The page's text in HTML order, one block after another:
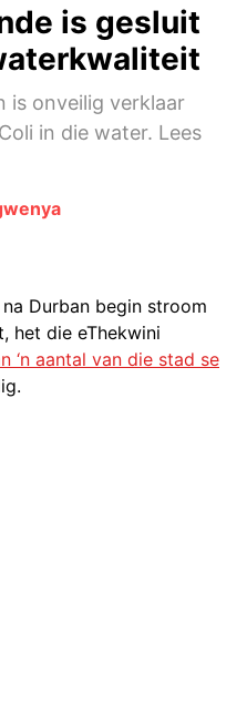
is gesluit
is onveilig verklaar
in die water. Lees
Durban begin stroom
het die eThekwini
‘n aantal van die stad se